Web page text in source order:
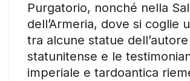
Purgatorio, nonché nella
dell’Armeria, dove si coglie
tra alcune statue dell’autore
statunitense e le
imperiale e tardoantica